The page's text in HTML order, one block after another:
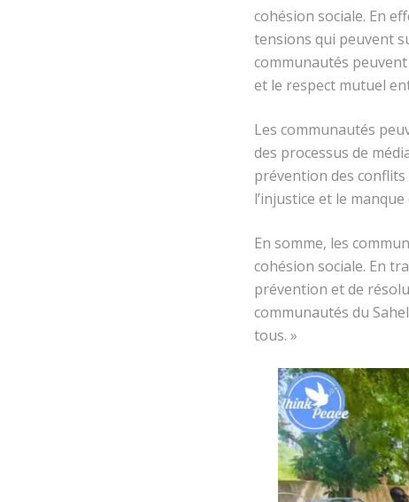
cohésion sociale. En
tensions qui peuvent
communautés
et le respect mutuel
Les communautés
des processus de
prévention des
l’injustice et le manque
En somme, les
cohésion sociale. En
prévention et de
communautés du
tous. »